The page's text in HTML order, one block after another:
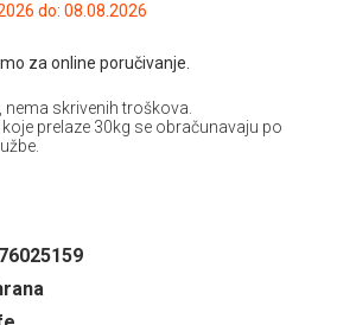
do: 08.08.2026
za online poručivanje.
nema skrivenih troškova.
prelaze 30kg se obračunavaju po